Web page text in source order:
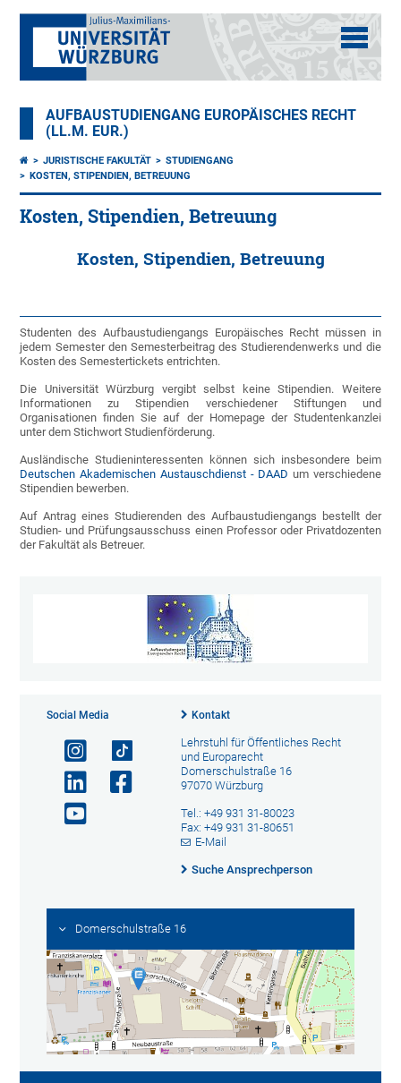
AUFBAUSTUDIENGANG EUROPÄISCHES RECHT
(LL.M. EUR.)
JURISTISCHE FAKULTÄT
STUDIENGANG
KOSTEN, STIPENDIEN, BETREUUNG
Kosten, Stipendien, Betreuung
Kosten, Stipendien, Betreuung
Studenten des Aufbaustudiengangs Europäisches Recht müssen in
jedem Semester den Semesterbeitrag des Studierendenwerks und die
Kosten des Semestertickets entrichten.
Die Universität Würzburg vergibt selbst keine Stipendien. Weitere
Informationen zu Stipendien verschiedener Stiftungen und
Organisationen finden Sie auf der Homepage der Studentenkanzlei
unter dem Stichwort Studienförderung.
Ausländische Studieninteressenten können sich insbesondere beim
Deutschen Akademischen Austauschdienst - DAAD um verschiedene
Stipendien bewerben.
Auf Antrag eines Studierenden des Aufbaustudiengangs bestellt der
Studien- und Prüfungsausschuss einen Professor oder Privatdozenten
der Fakultät als Betreuer.
Social Media Kontakt
Lehrstuhl für Öffentliches Recht
und Europarecht
Domerschulstraße 16
97070 Würzburg
Tel.: +49 931 31-80023
Fax: +49 931 31-80651
E-Mail
Suche Ansprechperson
Domerschulstraße 16